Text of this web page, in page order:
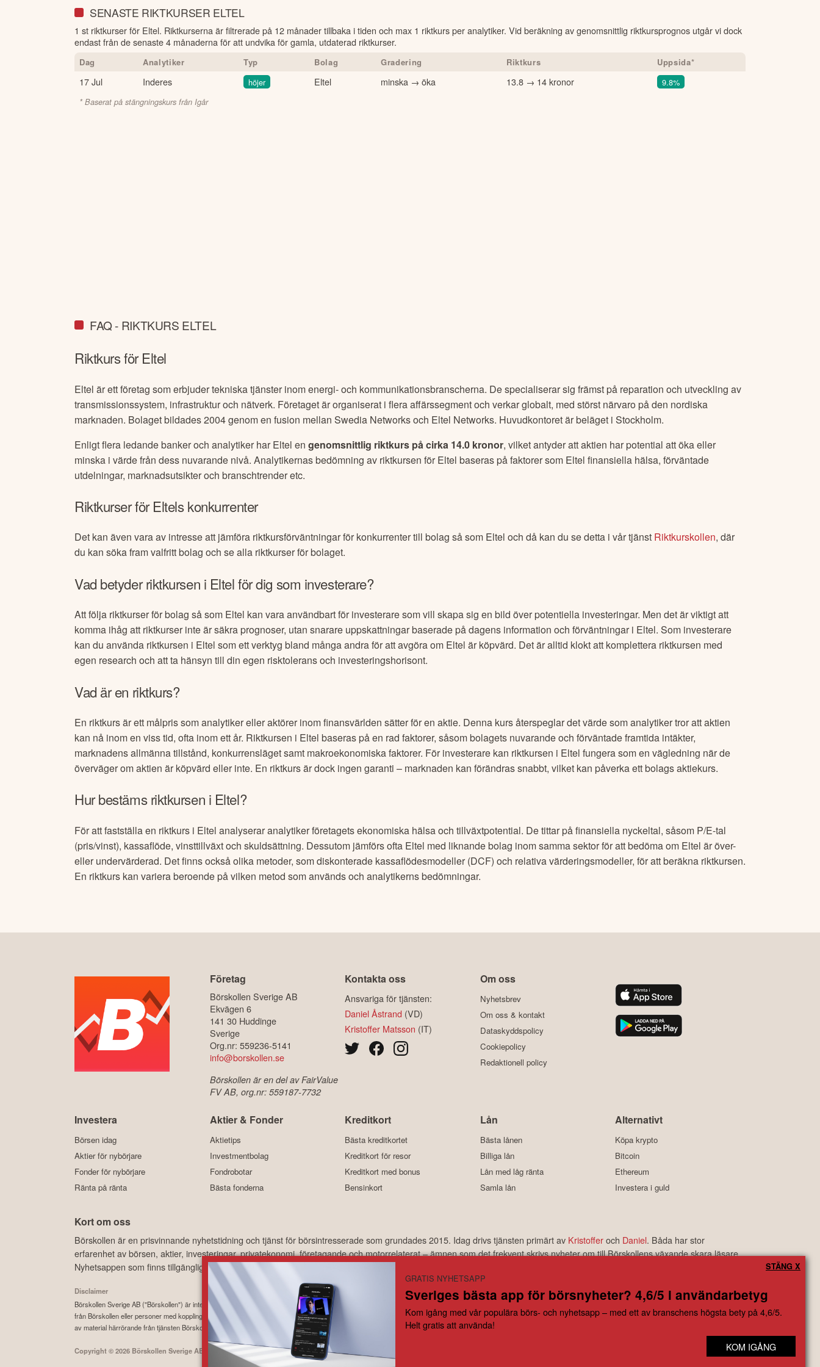
SENASTE RIKTKURSER ELTEL
1 st riktkurser för Eltel. Riktkurserna är filtrerade på 12 månader tillbaka i tiden och max 1 riktkurs per analytiker. Vid beräkning av genomsnittlig riktkursprognos utgår vi dock
endast från de senaste 4 månaderna för att undvika för gamla, utdaterad riktkurser.
Dag Analytiker Typ Bolag Gradering Riktkurs Uppsida*
17 Jul Inderes höjer Eltel minska → öka 13.8 → 14 kronor 9.8%
* Baserat på stängningskurs från Igår
FAQ - RIKTKURS ELTEL
Riktkurs förEltel
Eltel är ett företag som erbjuder tekniska tjänster inom energi- och kommunikationsbranscherna. De specialiserar sig främst på reparation och utveckling av
transmissionssystem, infrastruktur och nätverk. Företaget är organiserat i flera affärssegment och verkar globalt, med störst närvaro på den nordiska
marknaden. Bolaget bildades 2004 genom en fusion mellan Swedia Networks och Eltel Networks. Huvudkontoret är beläget i Stockholm.
Enligt flera ledande banker och analytiker har Eltel en genomsnittlig riktkurs på cirka 14.0 kronor, vilket antyder att aktien har potential att öka eller
minska i värde från dess nuvarande nivå. Analytikernas bedömning av riktkursen för Eltel baseras på faktorer som Eltel finansiella hälsa, förväntade
utdelningar, marknadsutsikter och branschtrender etc.
Riktkurser förEltels konkurrenter
Det kan även vara av intresse att jämföra riktkursförväntningar för konkurrenter till bolag så som Eltel och då kan du se detta i vår tjänst Riktkurskollen, där
du kan söka fram valfritt bolag och se alla riktkurser för bolaget.
Vad betyder riktkursen i Eltelför dig som investerare?
Att följa riktkurser för bolag så som Eltel kan vara användbart för investerare som vill skapa sig en bild över potentiella investeringar. Men det är viktigt att
komma ihåg att riktkurser inte är säkra prognoser, utan snarare uppskattningar baserade på dagens information och förväntningar i Eltel. Som investerare
kan du använda riktkursen i Eltel som ett verktyg bland många andra för att avgöra om Eltel är köpvärd. Det är alltid klokt att komplettera riktkursen med
egen research och att ta hänsyn till din egen risktolerans och investeringshorisont.
Vad är en riktkurs?
En riktkurs är ett målpris som analytiker eller aktörer inom finansvärlden sätter för en aktie. Denna kurs återspeglar det värde som analytiker tror att aktien
kan nå inom en viss tid, ofta inom ett år. Riktkursen i Eltel baseras på en rad faktorer, såsom bolagets nuvarande och förväntade framtida intäkter,
marknadens allmänna tillstånd, konkurrensläget samt makroekonomiska faktorer. För investerare kan riktkursen i Eltel fungera som en vägledning när de
överväger om aktien är köpvärd eller inte. En riktkurs är dock ingen garanti – marknaden kan förändras snabbt, vilket kan påverka ett bolags aktiekurs.
Hur bestäms riktkursen i Eltel?
För att fastställa en riktkurs i Eltel analyserar analytiker företagets ekonomiska hälsa och tillväxtpotential. De tittar på finansiella nyckeltal, såsom P/E-tal
(pris/vinst), kassaflöde, vinsttillväxt och skuldsättning. Dessutom jämförs ofta Eltel med liknande bolag inom samma sektor för att bedöma om Eltel är över-
eller undervärderad. Det finns också olika metoder, som diskonterade kassaflödesmodeller (DCF) och relativa värderingsmodeller, för att beräkna riktkursen.
En riktkurs kan variera beroende på vilken metod som används och analytikerns bedömningar.
Företag
Börskollen Sverige AB
Ekvägen 6
141 30 Huddinge
Sverige
Org.nr: 559236-5141
info@borskollen.se
Börskollen är en del av FairValue
FV AB, org.nr: 559187-7732
Kontakta oss
Ansvariga för tjänsten:
Daniel Åstrand (VD)
Kristoffer Matsson (IT)
Om oss
Nyhetsbrev
Om oss & kontakt
Dataskyddspolicy
Cookiepolicy
Redaktionell policy
Investera
Börsen idag
Aktier för nybörjare
Fonder för nybörjare
Ränta på ränta
Aktier & Fonder
Aktietips
Investmentbolag
Fondrobotar
Bästa fonderna
Kreditkort
Bästa kreditkortet
Kreditkort för resor
Kreditkort med bonus
Bensinkort
Lån
Bästa lånen
Billiga lån
Lån med låg ränta
Samla lån
Alternativt
Köpa krypto
Bitcoin
Ethereum
Investera i guld
Kort om oss
Börskollen är en prisvinnande nyhetstidning och tjänst för börsintresserade som grundades 2015. Idag drivs tjänsten primärt av Kristofferoch Daniel. Båda har stor
erfarenhet av börsen, aktier, investeringar, privatekonomi, företagande och motorrelaterat – ämnen som det frekvent skrivs nyheter om till Börskollens växande skara läsare.
Nyhetsappen som finns tillgänglig, kostnadsfritt, har under åren laddats ner hundratusentals gånger och med ett användarbetyg som är bland de bästa i branschen.
Disclaimer
Börskollen Sverige AB ("Börskollen") är inte finansiella rådgivare, står inte under finansinspektionens tillsyn och ger inga råd till dig. Detta innebär att investeringsbeslut baserade på information som direkt eller indirekt härrörande
från Börskollen eller personer med koppling till Börskollen, alltid fattas självständigt av investeraren. Börskollen frånsäger sig allt ansvar för eventuell förlust eller skada av vad slag det må vara som grundar sig på användandet
av material härrörande från tjänsten Börskollen.
Copyright ©2026 Börskollen Sverige AB. All rights reserved.
GRATIS NYHETSAPP
Sveriges bästa app för börsnyheter? 4,6/5 i användarbetyg
Kom igång med vår populära börs- och nyhetsapp – med ett av branschens högsta bety på 4,6/5.
Helt gratis att använda!
KOM IGÅNG
STÄNG X